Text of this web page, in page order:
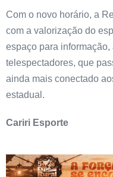
Com o novo horário, a
com a valorização do
espaço para
telespectadores, que
ainda mais conectado
estadual.
Cariri Esporte